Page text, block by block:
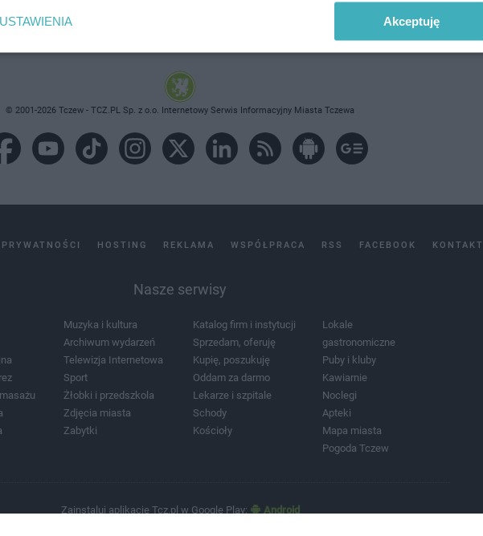
© 2001-2026 Tczew - TCZ.PL Sp. z o.o. Internetowy Serwis Informacyjny Miasta Tczewa
HOSTING REKLAMA WSPÓŁPRACA RSS FACEBOOK KONTAKT
Nasze serwisy
Muzyka i kultura
Archiwum wydarzeń
Telewizja Internetowa
Sport
Żłobki i przedszkola
Zdjęcia miasta
Zabytki
Katalog firm i instytucji
Sprzedam, oferuję
Kupię, poszukuję
Oddam za darmo
Lekarze i szpitale
Schody
Kościoły
Lokale
gastronomiczne
Puby i kluby
Kawiarnie
Noclegi
Apteki
Mapa miasta
Pogoda Tczew
Zainstaluj aplikację Tcz.pl w Google Play: Android
USTAWIENIA Akceptuję